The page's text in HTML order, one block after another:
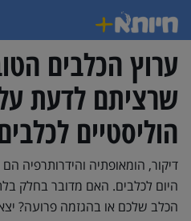
ערוץ הכלבים
שרציתם לדעת
הוליסטיים
דיקור, הומאופתיה והידרותרפיה
היום לכלבים. האם מדובר בחלק
הכלב שלכם או בהגזמה פרועה?